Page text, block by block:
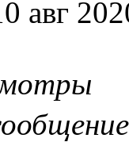
авг